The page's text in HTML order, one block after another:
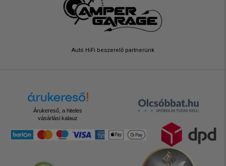
Autó HiFi beszerelő partnerünk
Árukereső, a hiteles
vásárlási kalauz